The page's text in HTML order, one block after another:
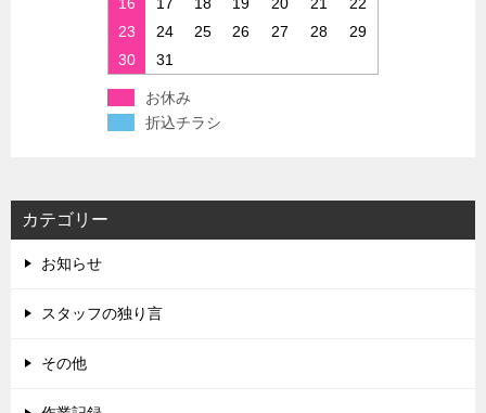
16 17 18 19 20 21
22
23
24 25 26 27 28
29
30
31
お休み
折込チラシ
カテゴリー
お知らせ
スタッフの独り言
その他